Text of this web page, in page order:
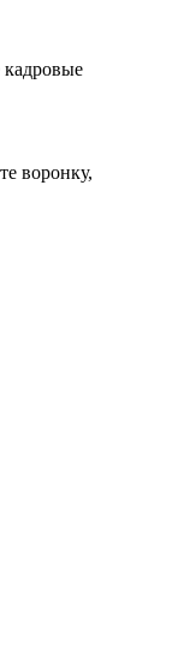
кадровые
воронку,